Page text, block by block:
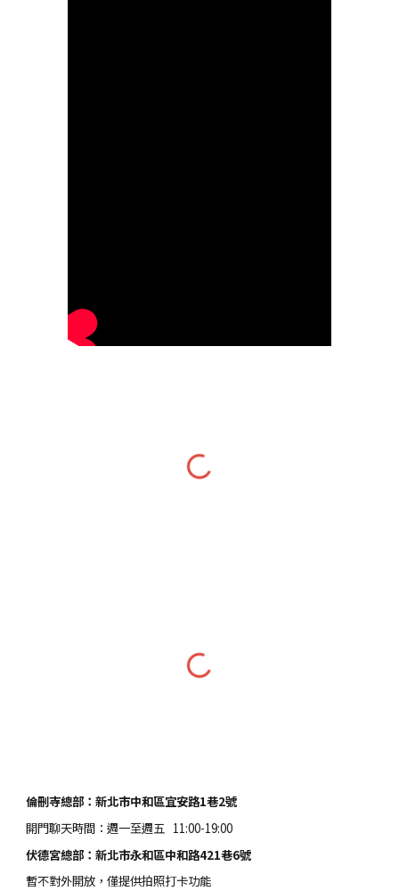
倫刪寺總部：新北市中和區宜安路1巷2號
開門聊天時間：週一至週五 11:00-19:00
伏德宮總部：新北市永和區中和路421巷6號
暫不對外開放，僅提供拍照打卡功能